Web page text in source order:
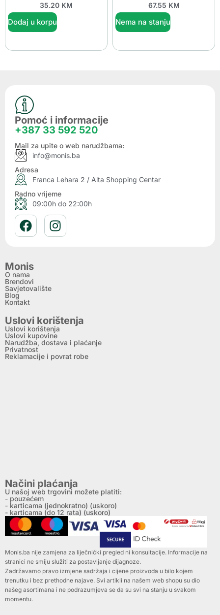
35.20 KM
Dodaj u korpu
67.55 KM
Nema na stanju
Pomoć i informacije
+387 33 592 520
Mail za upite o web narudžbama:
info@monis.ba
Adresa
Franca Lehara 2 / Alta Shopping Centar
Radno vrijeme
09:00h do 22:00h
Monis
O nama
Brendovi
Savjetovalište
Blog
Kontakt
Uslovi korištenja
Uslovi korištenja
Uslovi kupovine
Narudžba, dostava i plaćanje
Privatnost
Reklamacije i povrat robe
Načini plaćanja
U našoj web trgovini možete platiti:
- pouzećem
- karticama (jednokratno) (uskoro)
- karticama (do 12 rata) (uskoro)
Monis.ba nije zamjena za liječnički pregled ni konsultacije. Informacije na
stranici ne smiju služiti za postavljanje dijagnoze.
Zadržavamo pravo izmjene sadržaja i cijene proizvoda u bilo kojem
trenutku i bez prethodne najave. Svi artikli na našem web shopu su dio
našeg asortimana i ne podrazumjeva se da su svi na stanju u svakom
momentu.